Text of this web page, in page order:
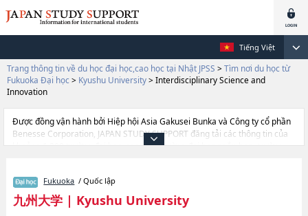
Tiếng Việt
Trang thông tin về du học đại học,cao học tại Nhật JPSS > Tìm nơi du học từ
Fukuoka Đại học > Kyushu University> Interdisciplinary Science and
Innovation
Được đồng vận hành bởi Hiệp hội Asia Gakusei Bunka và Công ty cổ phần
Benesse Corporation, JAPAN STUDY SUPPORT đăng tải các thông tin của
khoảng 1.300 trường đại học, cao học, trường đại học ngắn hạn, trường
thiết dành cho du học sinh, như là về các Ngành LettershoặcNgành
EducationhoặcNgành LawhoặcNgành EconomicshoặcNgành
ScienceshoặcNgành MedicinehoặcNgành DentistryhoặcNgành
Fukuoka / Quốc lập
九州大学| Kyushu University